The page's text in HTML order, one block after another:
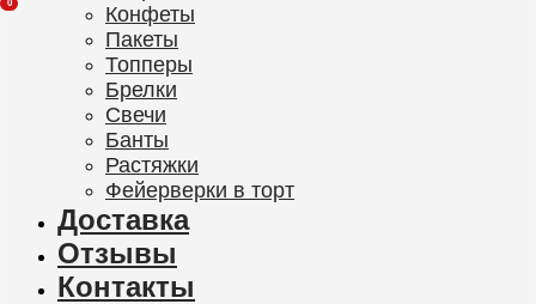
0
Конфеты
Пакеты
Топперы
Брелки
Свечи
Банты
Растяжки
Фейерверки в торт
Доставка
Отзывы
Контакты